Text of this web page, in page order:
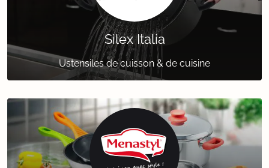
Silex Italia
Ustensiles de cuisson & de cuisine